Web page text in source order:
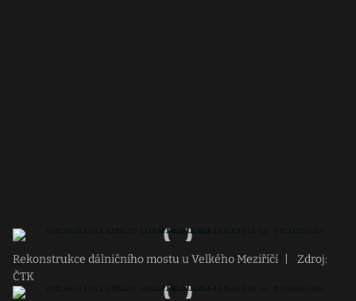
Rekonstrukce dálničního mostu u Velkého Meziříčí
Zdroj:
ČTK